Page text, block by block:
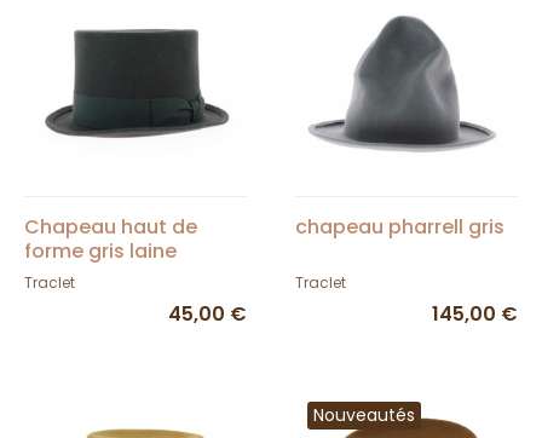
Chapeau haut de
forme gris laine
Traclet
45,00 €
chapeau pharrell gris
Traclet
145,00 €
Nouveautés